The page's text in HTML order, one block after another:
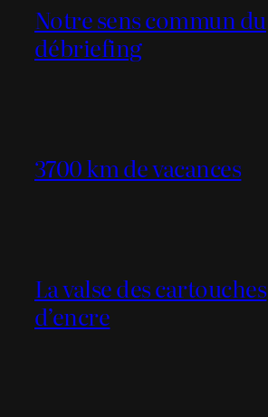
Notre sens commun du
débriefing
3700 km de vacances
La valse des cartouches
d’encre